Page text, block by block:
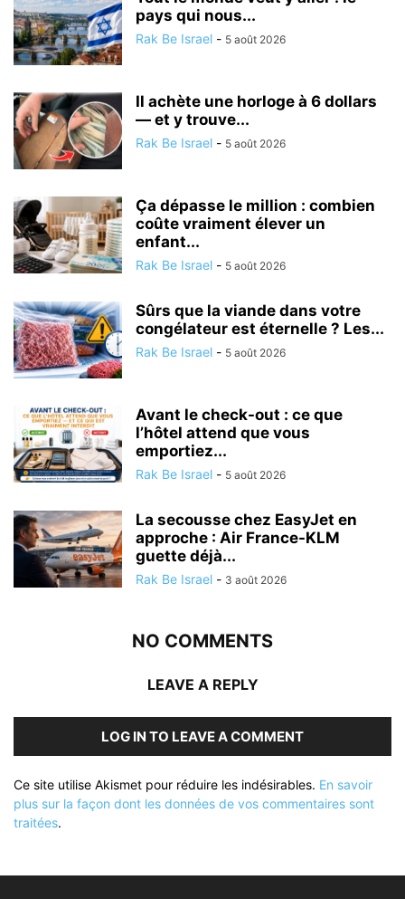
pays qui nous...
Rak Be Israel - 5 août 2026
Il achète une horloge à 6 dollars
— et y trouve...
Rak Be Israel - 5 août 2026
Ça dépasse le million : combien
coûte vraiment élever un
enfant...
Rak Be Israel - 5 août 2026
Sûrs que la viande dans votre
congélateur est éternelle ? Les...
Rak Be Israel - 5 août 2026
Avant le check-out : ce que
l’hôtel attend que vous
emportiez...
Rak Be Israel - 5 août 2026
La secousse chez EasyJet en
approche : Air France-KLM
guette déjà...
Rak Be Israel - 3 août 2026
NO COMMENTS
LEAVE A REPLY
LOG IN TO LEAVE A COMMENT
Ce site utilise Akismet pour réduire les indésirables. En savoir
plus sur la façon dont les données de vos commentaires sont
traitées.